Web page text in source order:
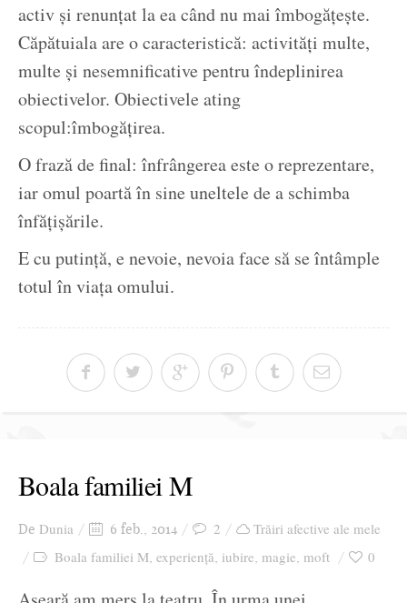
activ și renunțat la ea când nu mai îmbogățește.
Căpătuiala are o caracteristică: activități multe,
multe și nesemnificative pentru îndeplinirea
obiectivelor. Obiectivele ating
scopul:îmbogățirea.
O frază de final: înfrângerea este o reprezentare,
iar omul poartă în sine uneltele de a schimba
înfățișările.
E cu putință, e nevoie, nevoia face să se întâmple
totul în viața omului.
Boala familiei M
De Dunia 6 feb., 2014 2
Trăiri afective ale mele
Boala familiei M, experiență, iubire, magie, moft 0